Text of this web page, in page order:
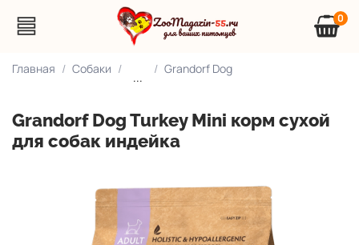
0
Главная Собаки
...
Grandorf Dog
Grandorf Dog Turkey Mini корм сухой
для собак индейка